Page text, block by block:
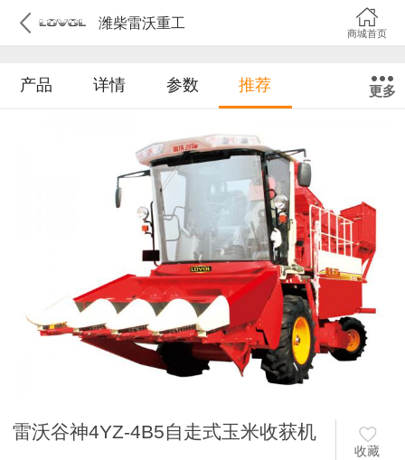
潍柴雷沃重工
商城首页
产品 详情 参数 推荐 更多
雷沃谷神4YZ-4B5自走式玉米收获机
收藏